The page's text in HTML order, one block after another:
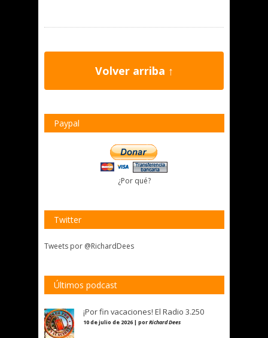
Volver arriba ↑
Paypal
¿Por qué?
Twitter
Tweets por @RichardDees
Últimos podcast
¡Por fin vacaciones! El Radio 3.250
10 de julio de 2026 | porRichard Dees